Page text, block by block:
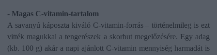
- Magas C-vitamin-tartalom
A savanyú káposzta kiváló C-vitamin-forrás – történelmileg is ezt
vitték magukkal a tengerészek a skorbut megelőzésére. Egy adag
(kb. 100 g) akár a napi ajánlott C-vitamin mennyiség harmadát is